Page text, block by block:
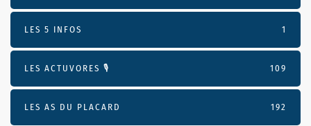
LES 5 INFOS 1
LES ACTUVORES 🎙 109
LES AS DU PLACARD 192